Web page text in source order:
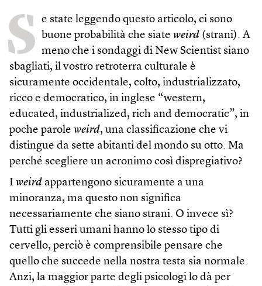
S e state leggendo questo articolo, ci sono
buone probabilità che siate weird (strani). A
meno che i sondaggi di New Scientist siano
sbagliati, il vostro retroterra culturale è
sicuramente occidentale, colto, industrializzato,
ricco e democratico, in inglese “western,
educated, industrialized, rich and democratic”, in
poche parole weird, una classificazione che vi
distingue da sette abitanti del mondo su otto. Ma
perché scegliere un acronimo così dispregiativo?
I weird appartengono sicuramente a una
minoranza, ma questo non significa
necessariamente che siano strani. O invece sì?
Tutti gli esseri umani hanno lo stesso tipo di
cervello, perciò è comprensibile pensare che
quello che succede nella nostra testa sia normale.
Anzi, la maggior parte degli psicologi lo dà per